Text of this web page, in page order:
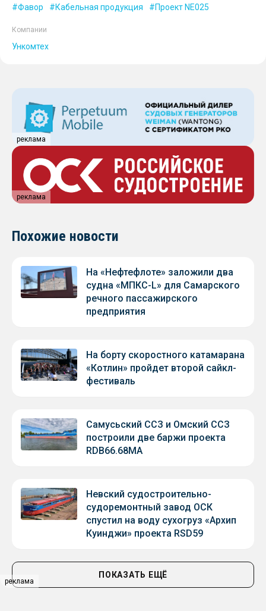
реклама
Фавор Кабельная продукция Проeкт NE025
Компании
Ункомтех
реклама
реклама
Похожие новости
На «Нефтефлоте» заложили два
судна «МПКС-L» для Самарского
речного пассажирского
предприятия
На борту скоростного катамарана
«Котлин» пройдет второй сайкл-
фестиваль
Самусьский ССЗ и Омский ССЗ
построили две баржи проекта
RDB66.68МА
Невский судостроительно-
судоремонтный завод ОСК
спустил на воду сухогруз «Архип
Куинджи» проекта RSD59
ПОКАЗАТЬ ЕЩЁ